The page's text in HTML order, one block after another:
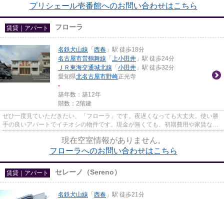
プリシェール壱番館へのお問い合わせはこちら
賃貸｜アパート フローラ
名鉄犬山線 「 西春 」駅 徒歩18分
名古屋市営鶴舞線 「 上小田井 」駅 徒歩24分
ＪＲ東海交通城北線 「 小田井 」駅 徒歩32分
愛知県北名古屋市野崎正光寺
-
築年数：築12年
階数：2階建
ぜひ一度見ていただきたい、「フローラ」です。夜遅くなっても大丈夫。使い勝
手の良いアパートでイチオシの物件です。現金が無くても、初期費用や家賃など
現在空室情報がありません。
フローラへのお問い合わせはこちら
賃貸｜アパート セレーノ（Sereno）
名鉄犬山線 「 西春 」駅 徒歩21分